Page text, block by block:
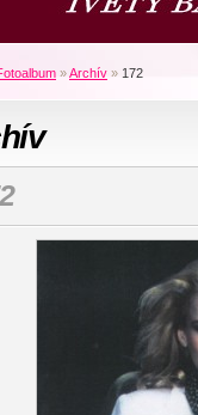
»Archív » 172